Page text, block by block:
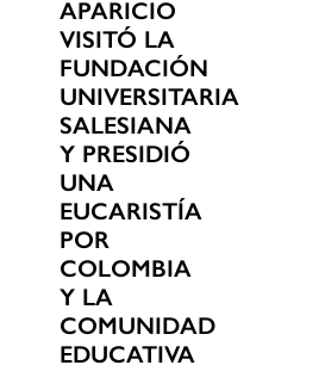
APARICIO
VISITÓ LA
FUNDACIÓN
UNIVERSITARIA
SALESIANA
Y PRESIDIÓ
UNA
EUCARISTÍA
POR
COLOMBIA
Y LA
COMUNIDAD
EDUCATIVA